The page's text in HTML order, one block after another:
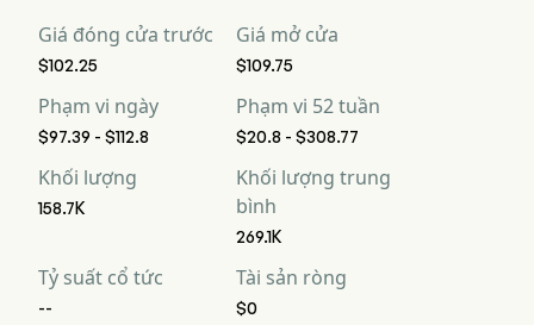
Giá đóng cửa trước
$102.25
Giá mở cửa
$109.75
Phạm vi ngày
$97.39 - $112.8
Phạm vi 52 tuần
$20.8 - $308.77
Khối lượng
158.7K
Khối lượng trung
bình
269.1K
Tỷ suất cổ tức
--
Tài sản ròng
$0